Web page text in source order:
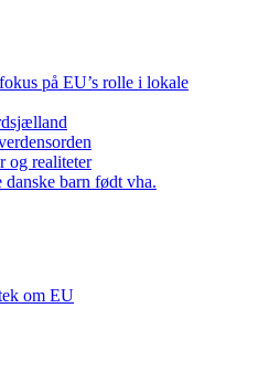
på EU’s rolle i lokale
og realiteter
barn født vha.
om EU